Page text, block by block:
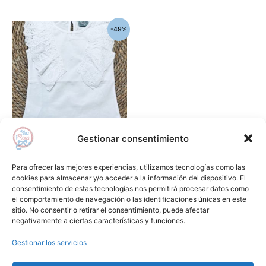
Gestionar consentimiento
Para ofrecer las mejores experiencias, utilizamos tecnologías como las
cookies para almacenar y/o acceder a la información del dispositivo. El
consentimiento de estas tecnologías nos permitirá procesar datos como
el comportamiento de navegación o las identificaciones únicas en este
sitio. No consentir o retirar el consentimiento, puede afectar
negativamente a ciertas características y funciones.
Gestionar los servicios
-49%
Camisas , polos y camisetas
Camiseta blanca niña MON
PETIT BONBON
23,65€
precio
original
era:
23,65€.
12,00€
El
precio
12,00€.
Seleccionar opciones
Este
producto
tiene
múltiples
variantes.
Las
opciones
en
la
página
de
Añadir a lista de deseos